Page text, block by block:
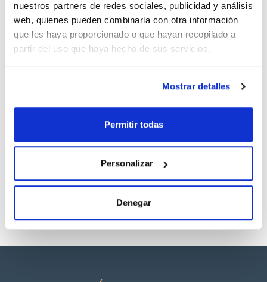
nuestros partners de redes sociales, publicidad y análisis
web, quienes pueden combinarla con otra información
que les haya proporcionado o que hayan recopilado a
partir del uso que haya hecho de sus servicios.
Mostrar detalles
Permitir todas
Personalizar
Denegar
deshidratado
Referencia
Envase
Precio
Disponibilidad
Ver stock